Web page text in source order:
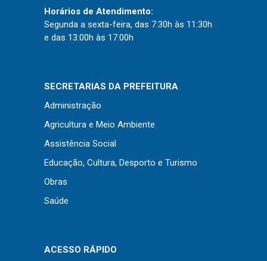
Processo Seletivo
Seletivo Simplificado
Licitações
Dispensas e Inexigibilidades
Chamamentos Públicos
Leis, Decretos e Portarias
Transparência
Radar da Transparência
Horários de Atendimento:
Segunda a sexta-feira, das 7:30h às 11:30h
e das 13:00h às 17:00h
SECRETARIAS DA PREFEITURA
Administração
Agricultura e Meio Ambiente
Assistência Social
Educação, Cultura, Desporto e Turismo
Obras
Saúde
ACESSO RÁPIDO